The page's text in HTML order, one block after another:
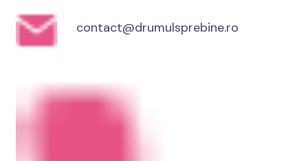
contact@drumulsprebine.ro